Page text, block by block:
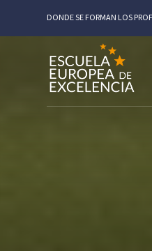
DONDE SE FORMAN LOS